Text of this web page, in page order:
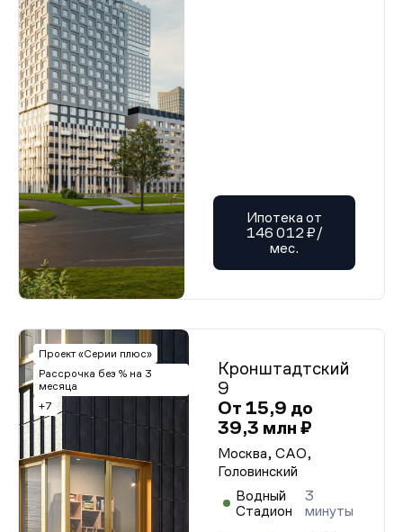
Ипотека от
146 012 ₽/
мес.
Проект «Серии плюс»
Рассрочка без % на 3
месяца
+7
Кронштадтский
9
От 15,9 до
39,3 млн ₽
Москва, САО,
Головинский
Водный
Стадион
3
минуты